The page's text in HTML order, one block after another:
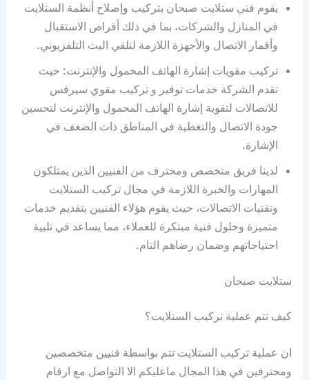
يقوم فني ستلايت صبحان بتركيب وإصلاح أنظمة الستلايت
في المنازل والشركات، بما في ذلك أقراص الاستقبال
وأقمار الاتصال والأجهزة اللازمة لتلقي البث التلفزيوني.
تركيب مقويات إشارة الهاتف المحمول والإنترنت: حيث
تقدم الشركة خدمات توفير و تركيب مقوي سيرفس
للاتصالات لتقوية إشارة الهاتف المحمول والإنترنت لتحسين
جودة الاتصال والتغطية في المناطق ذات الضعف في
الإشارة.
لدينا فريق متخصص ومحترف من الفنيين الذين يمتلكون
المهارات والخبرة اللازمة في مجال تركيب الستلايت
وتقنيات الاتصالات، حيث يقوم هؤلاء الفنيين بتقديم خدمات
متميزة وحلول فنية مبتكرة للعملاء، مما يساعد في تلبية
احتياجاتهم وضمان رضاهم التام.
ستلايت صبحان
كيف تتم عملية تركيب الستلايت؟
ان عملية تركيب الستلايت تتم بواسطة فنيين متخصصين
ومحترفين في هذا المجال ماعليكم الا التواصل مع ارقام